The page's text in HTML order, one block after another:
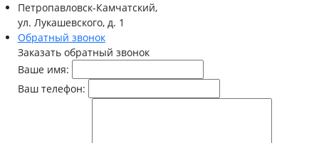
Петропавловск-Камчатский,
ул. Лукашевского, д. 1
Обратный звонок
Заказать обратный звонок
Ваше имя:
Ваш телефон: